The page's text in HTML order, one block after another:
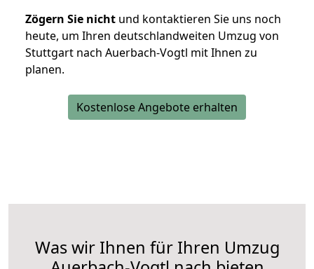
Zögern Sie nicht und kontaktieren Sie uns noch
heute, um Ihren deutschlandweiten Umzug von
Stuttgart nach Auerbach-Vogtl mit Ihnen zu
planen.
Kostenlose Angebote erhalten
Was wir Ihnen für Ihren Umzug